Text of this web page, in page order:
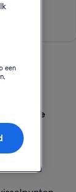
Cucina
een